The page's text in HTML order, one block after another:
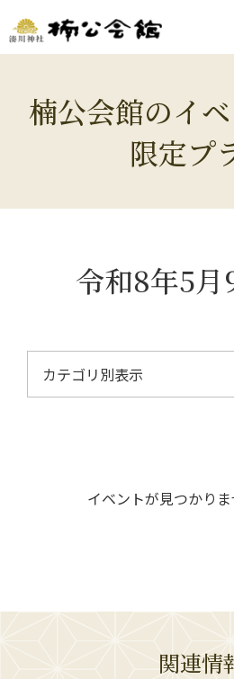
楠公会館のイ
限定プ
令和8年5
イベントが見つかりま
関連情